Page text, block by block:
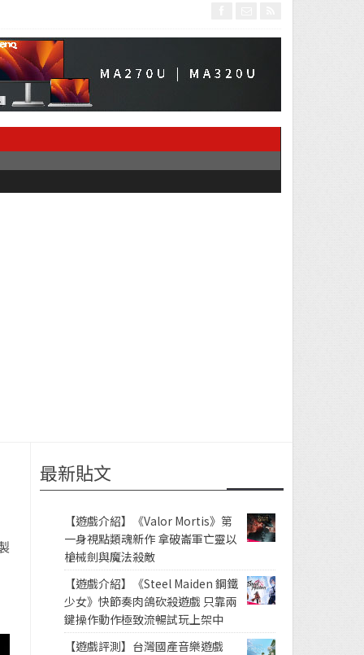
最新貼文
【遊戲介紹】《Valor Mortis》第
一身視點類魂新作 拿破崙軍亡靈以
槍械劍與魔法殺敵
【遊戲介紹】《Steel Maiden 鋼鐵
少女》快節奏肉鴿砍殺遊戲 只靠兩
鍵操作動作極致流暢試玩上架中
【遊戲評測】台灣國產音樂遊戲